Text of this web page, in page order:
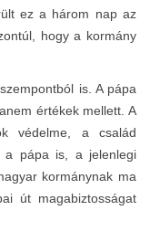
ez a három nap az
hogy a kormány
is. A pápa
értékek mellett. A
védelme, a család
a pápa is, a jelenlegi
kormánynak ma
út magabiztosságat